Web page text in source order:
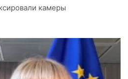
камеры